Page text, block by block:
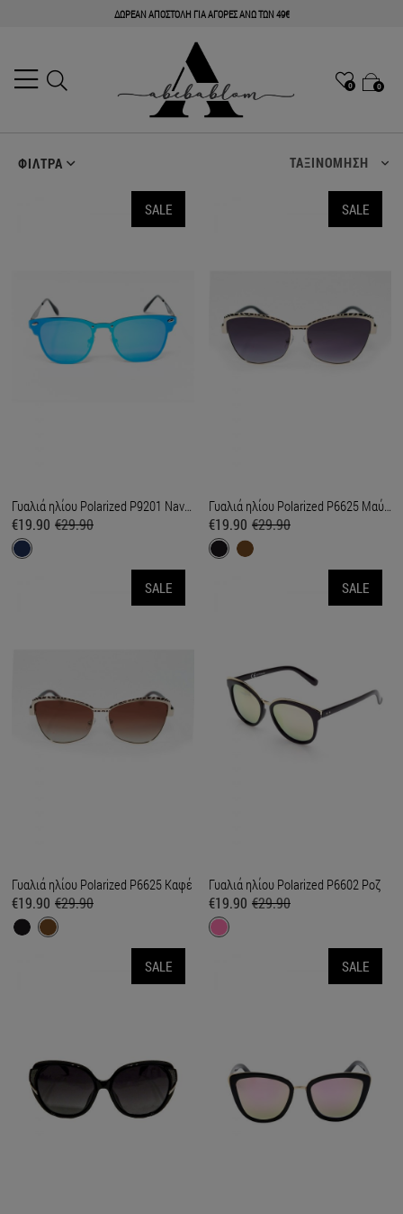
ΔΩΡΕΑΝ ΑΠΟΣΤΟΛΗ ΓΙΑ ΑΓΟΡΕΣ ΑΝΩ ΤΩΝ 49€
0 0
ΦΙΛΤΡΑ ΤΑΞΙΝΟΜΗΣΗ
SALE
Γυαλιά ηλίου Polarized P9201 Navy Blue/Silver
€19.90 €29.90
SALE
Γυαλιά ηλίου Polarized P6625 Μαύρο
€19.90 €29.90
SALE
Γυαλιά ηλίου Polarized P6625 Καφέ
€19.90 €29.90
SALE
Γυαλιά ηλίου Polarized P6602 Ροζ
€19.90 €29.90
SALE SALE